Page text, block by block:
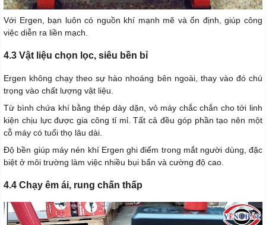
Với Ergen, bạn luôn có nguồn khí mạnh mẽ và ổn định, giúp công
việc diễn ra liền mạch.
4.3 Vật liệu chọn lọc, siêu bền bỉ
Ergen không chạy theo sự hào nhoáng bên ngoài, thay vào đó chú
trọng vào chất lượng vật liệu.
Từ bình chứa khí bằng thép dày dặn, vỏ máy chắc chắn cho tới linh
kiện chịu lực được gia công tỉ mỉ. Tất cả đều góp phần tạo nên một
cỗ máy có tuổi thọ lâu dài.
Độ bền giúp máy nén khí Ergen ghi điểm trong mắt người dùng, đặc
biệt ở môi trường làm việc nhiều bụi bẩn và cường độ cao.
4.4 Chạy êm ái, rung chấn thấp